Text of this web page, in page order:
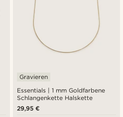
Essentials | 1 mm Goldfarbene
Schlangenkette Halskette
Gravieren
29,95 €